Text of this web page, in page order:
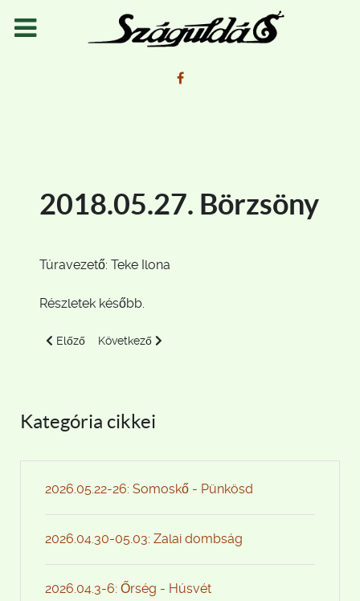
2018.05.27. Börzsöny
Túravezető: Teke Ilona
Részletek később.
Előző cikk: 2018.05.19-21. Mátra - gyalogos túra
Előző Következő cikk: 2018.04.07. Könnyű túra Fóton
Következő
Kategória cikkei
2026.05.22-26: Somoskő - Pünkösd
2026.04.30-05.03: Zalai dombság
2026.04.3-6: Őrség - Húsvét